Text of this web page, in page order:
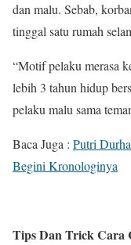
dan malu. Sebab,
tinggal satu rumah
“Motif pelaku merasa
lebih 3 tahun hidup
pelaku malu sama
Baca Juga : Putri
Begini Kronologinya
Tips Dan Trick Cara